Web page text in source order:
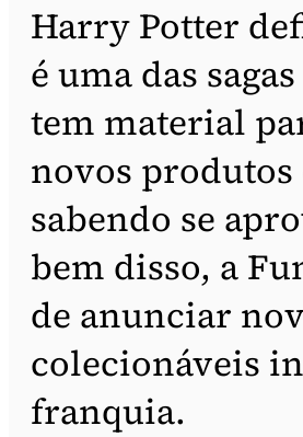
Harry Potter
é uma das
tem material
novos produtos
sabendo se
bem disso, a
de anunciar
colecionáveis
franquia.